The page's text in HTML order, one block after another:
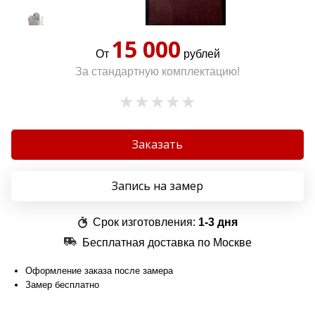
От 15 000 рублей
За стандартную комплектацию!
Заказать
Запись на замер
Срок изготовления: 1-3 дня
Бесплатная доставка по Москве
Оформление заказа после замера
Замер бесплатно